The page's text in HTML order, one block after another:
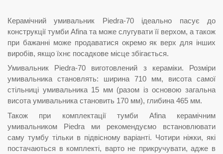
Керамічний умивальник Piedra-70 ідеально пасує до
конструкції тумби Afina та може слугувати її верхом, а також
при бажанні може продаватися окремо як верх для інших
виробів, якщо їхнє посадкове місце збігається.
Умивальник Piedra-70 виготовлений з кераміки. Розміри
умивальника становлять: ширина 710 мм, висота самої
стільниці умивальника 15 мм (разом із основою загальна
висота умивальника становить 170 мм), глибина 465 мм.
Також при комплектації тумби Afina керамічним
умивальником Piedra ми рекомендуємо встановлювати
саму тумбу тільки в підвісному варіанті. Чотири ніжки, які
постачаються в комплекті, варто не прикручувати, адже в